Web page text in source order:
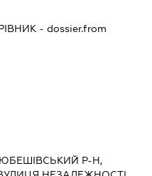
- dossier.from
Р-Н,